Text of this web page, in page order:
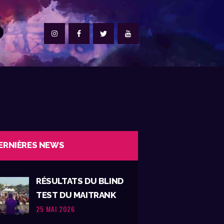
NEWS
RÉSULTATS DU BLIND
TEST DU MAITRANK
25 MAI 2026